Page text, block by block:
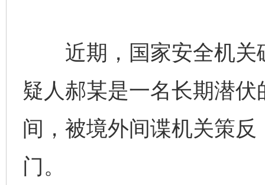
近期，国家安全机关
疑人郝某是一名长期潜
间，被境外间谍机关策
门。